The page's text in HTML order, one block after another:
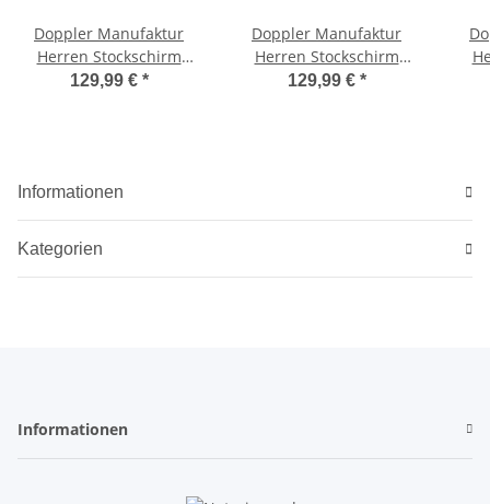
Doppler Manufaktur
Herren Stockschirm
Diplomat kariert beige-
129,99 € *
Doppler Manufaktur
Herren Stockschirm
Diplomat kariert beige
129,99 € *
Informationen
Kategorien
Informationen